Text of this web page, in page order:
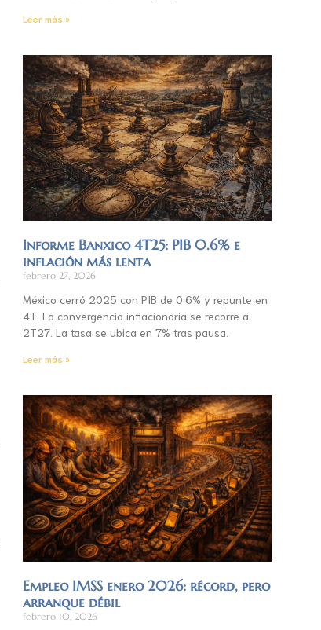
Leer más »
Informe Banxico 4T25: PIB 0.6% e
inflación más lenta
febrero 27, 2026
México cerró 2025 con PIB de 0.6% y repunte en
4T. La convergencia inflacionaria se recorre a
2T27. La tasa se ubica en 7% tras pausa.
Leer más »
Empleo IMSS enero 2026: récord, pero
arranque débil
febrero 10, 2026